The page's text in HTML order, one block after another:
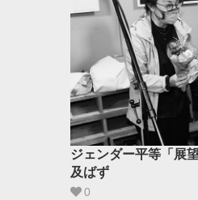
ジェンダー平等「展
及ばず
0